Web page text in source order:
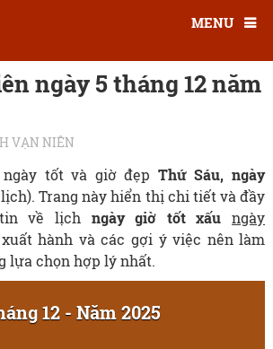
MENU
ngày 5 tháng 12 năm
VẠN NIÊN
tốt và giờ đẹp Thứ Sáu, ngày
Trang này hiển thị chi tiết và đầy
về lịch ngày giờ tốt xấu ngày
hành và các gợi ý việc nên làm
lựa chọn hợp lý nhất.
12 - Năm 2025